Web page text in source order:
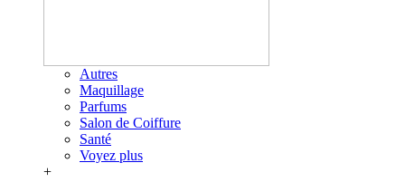
Autres
Maquillage
Parfums
Salon de Coiffure
Santé
Voyez plus
+